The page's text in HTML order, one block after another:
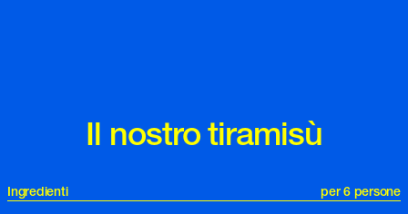
Il nostro tiramisù
Ingredienti
per 6 persone